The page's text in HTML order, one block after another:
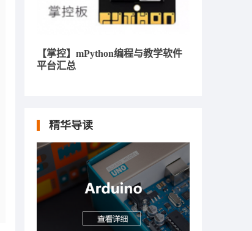
【掌控】mPython编程与教学软件
平台汇总
精华导读